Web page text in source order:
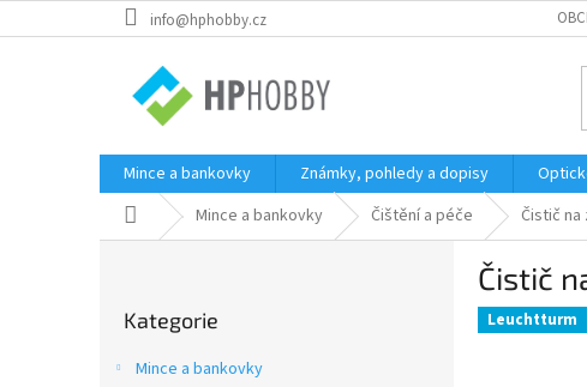
na
info@hphobby.cz
Mince a bankovky Známky, pohledy a dopisy
Domů Mince a bankovky Čištění a péče Čistič na
kategorie
Kategorie
Mince a bankovky
Čistič
Leuchtturm